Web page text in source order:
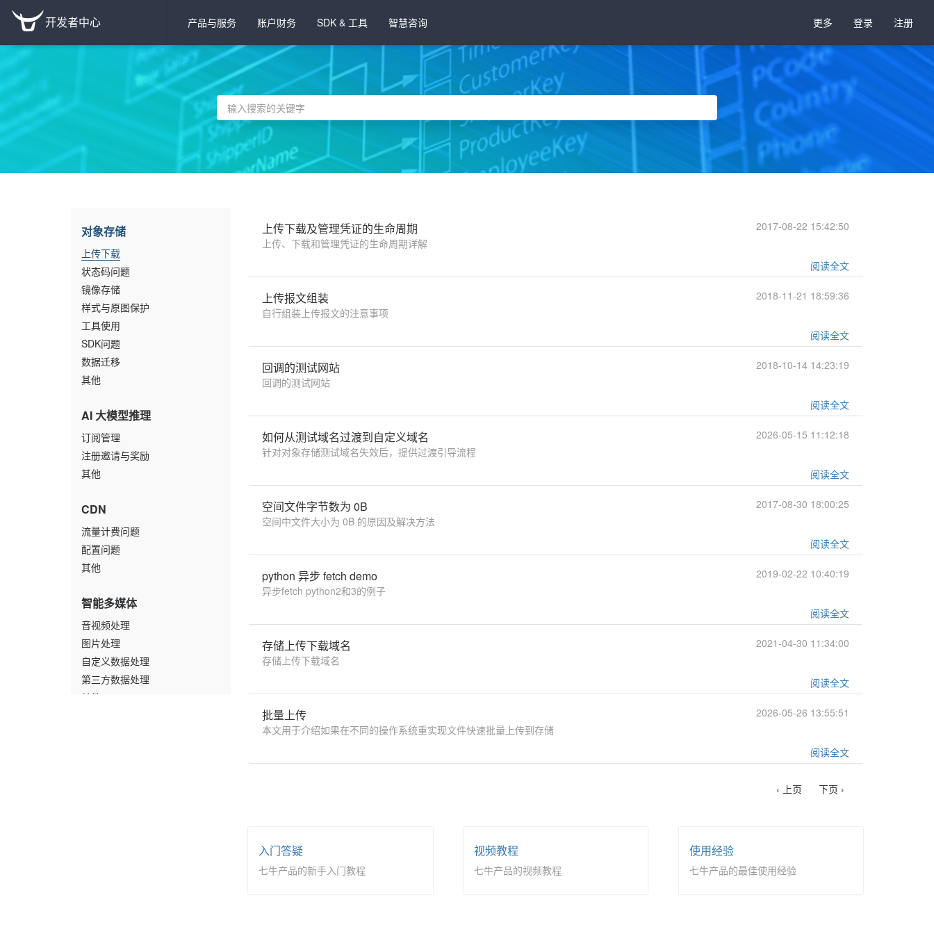
开发者中心 产品与服务 账户财务 SDK & 工具 智慧咨询 更多 登录 注册
对象存储
上传下载
状态码问题
镜像存储
样式与原图保护
工具使用
SDK问题
数据迁移
其他
AI 大模型推理
订阅管理
注册邀请与奖励
其他
CDN
流量计费问题
配置问题
其他
智能多媒体
音视频处理
图片处理
自定义数据处理
第三方数据处理
其他
上传下载及管理凭证的生命周期
上传、下载和管理凭证的生命周期详解
阅读全文
2017-08-22 15:42:50
上传报文组装
自行组装上传报文的注意事项
阅读全文
2018-11-21 18:59:36
回调的测试网站
回调的测试网站
阅读全文
2018-10-14 14:23:19
如何从测试域名过渡到自定义域名
针对对象存储测试域名失效后，提供过渡引导流程
阅读全文
2026-05-15 11:12:18
空间文件字节数为 0B
空间中文件大小为 0B 的原因及解决方法
阅读全文
2017-08-30 18:00:25
python 异步 fetch demo
异步fetch python2和3的例子
阅读全文
2019-02-22 10:40:19
存储上传下载域名
存储上传下载域名
阅读全文
2021-04-30 11:34:00
批量上传
本文用于介绍如果在不同的操作系统重实现文件快速批量上传到存储
阅读全文
2026-05-26 13:55:51
下页 ›
‹ 上页
入门答疑
七牛产品的新手入门教程
视频教程
七牛产品的视频教程
使用经验
七牛产品的最佳使用经验